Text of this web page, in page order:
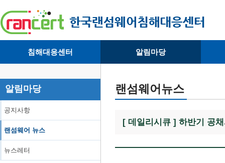
침해대응센터
· 침해피해신고
· 개인정보취급방침
알림마당
· 뉴스레터
알림마당
공지사항
랜섬웨어 뉴스
뉴스레터
랜섬웨어뉴스
[ 데일리시큐 ] 하반기 공